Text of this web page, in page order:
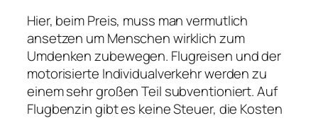
Hier, beim Preis, muss man vermutlich
ansetzen um Menschen wirklich zum
Umdenken zubewegen. Flugreisen und der
motorisierte Individualverkehr werden zu
einem sehr großen Teil subventioniert. Auf
Flugbenzin gibt es keine Steuer, die Kosten